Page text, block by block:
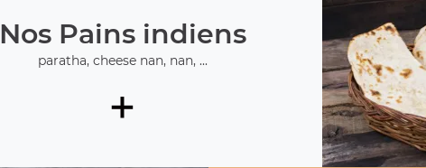
Nos Pains indiens
paratha, cheese nan, nan, ...
+